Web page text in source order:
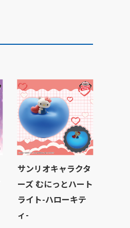
サンリオキャラクタ
ーズ むにっとハート
ライト-ハローキテ
ィ-